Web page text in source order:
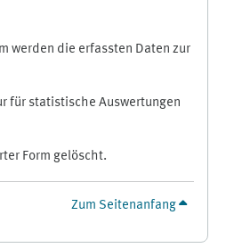
werden die erfassten Daten zur
für statistische Auswertungen
Form gelöscht.
Zum Seitenanfang